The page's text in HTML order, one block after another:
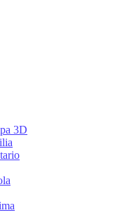
3D